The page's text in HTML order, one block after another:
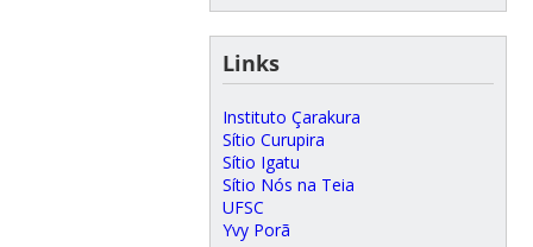
Links
Instituto Çarakura
Sítio Curupira
Sítio Igatu
Sítio Nós na Teia
UFSC
Yvy Porã